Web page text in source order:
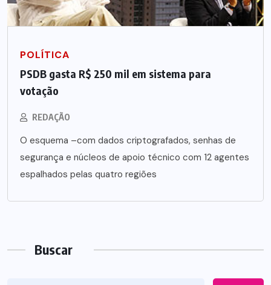
POLÍTICA
PSDB gasta R$ 250 mil em sistema para
votação
REDAÇÃO
O esquema –com dados criptografados, senhas de
segurança e núcleos de apoio técnico com 12 agentes
espalhados pelas quatro regiões
Buscar